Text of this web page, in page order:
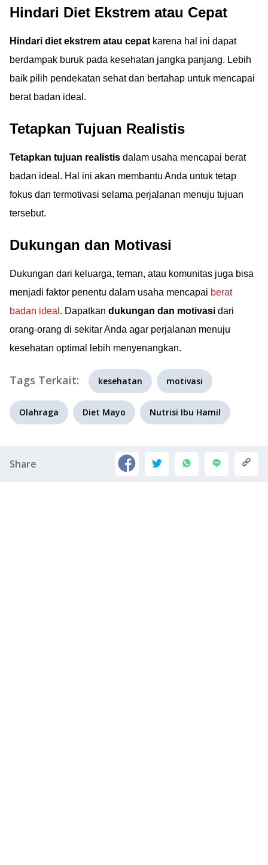
Hindari Diet Ekstrem atau Cepat
Hindari diet ekstrem atau cepat karena hal ini dapat
berdampak buruk pada kesehatan jangka panjang. Lebih
baik pilih pendekatan sehat dan bertahap untuk mencapai
berat badan ideal.
Tetapkan Tujuan Realistis
Tetapkan tujuan realistis dalam usaha mencapai berat
badan ideal. Hal ini akan membantu Anda untuk tetap
fokus dan termotivasi selama perjalanan menuju tujuan
tersebut.
Dukungan dan Motivasi
Dukungan dari keluarga, teman, atau komunitas juga bisa
menjadi faktor penentu dalam usaha mencapai berat
badan ideal . Dapatkan dukungan dan motivasi dari
orang-orang di sekitar Anda agar perjalanan menuju
kesehatan optimal lebih menyenangkan.
Tags Terkait: kesehatan motivasi
Olahraga Diet Mayo Nutrisi Ibu Hamil
Share